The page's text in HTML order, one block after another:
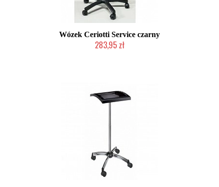
Wózek Ceriotti Service czarny
283,95 zł